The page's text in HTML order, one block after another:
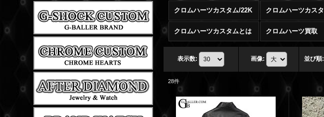
クロムハーツカスタム/22K
クロムハーツカスタムとは クロムハーツ買取
表示数: 画像: 並び順:
28件